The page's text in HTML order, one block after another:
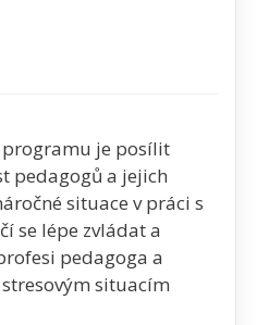
programu je posílit
pedagogů a jejich
situace v práci s
se lépe zvládat a
pedagoga a
situacím